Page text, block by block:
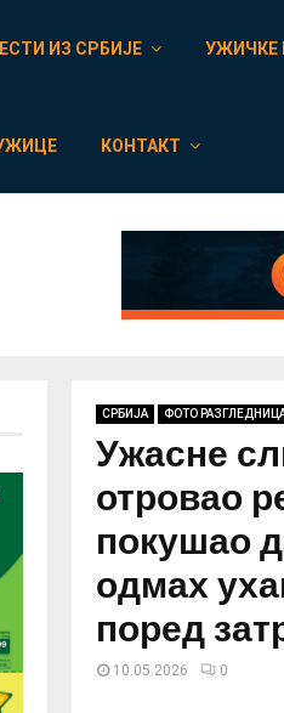
ИЗ СРБИЈЕ УЖИЧКЕ
КОНТАКТ
СРБИЈА ФОТО
Ужасне
отровао
покушао
одмах
поред
10.05.2026 0